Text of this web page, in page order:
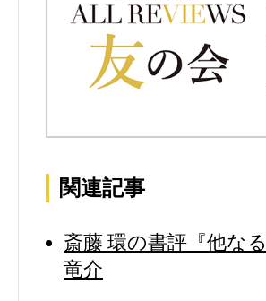
関連記事
斎藤 環の書評『他な
竜介